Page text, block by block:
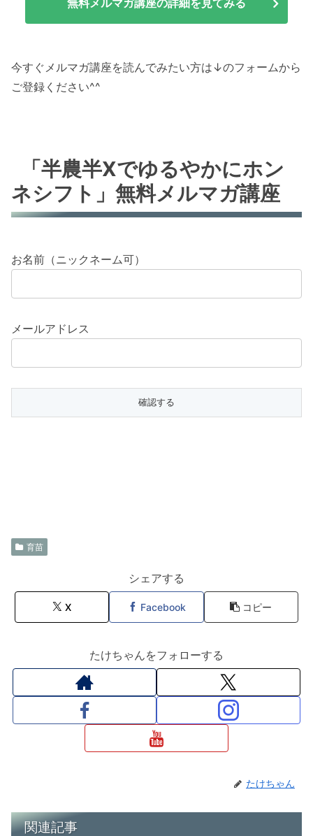
今すぐメルマガ講座を読んでみたい方は↓のフォームから
ご登録ください^^
「半農半Xでゆるやかにホン
ネシフト」無料メルマガ講座
お名前（ニックネーム可）
メールアドレス
育苗
シェアする
X Facebook コピー
たけちゃんをフォローする
たけちゃん
関連記事